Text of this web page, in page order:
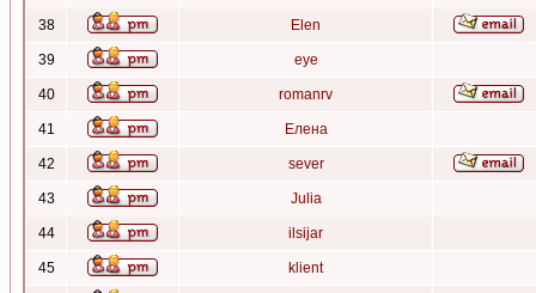
38 Elen
39 eye
40 romanrv
41 Елена
42 sever
43 Julia
44 ilsijar
45 klient